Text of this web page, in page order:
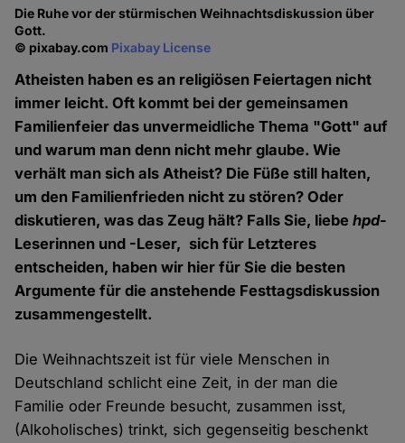
Die Ruhe vor der stürmischen Weihnachtsdiskussion über
Gott.
© pixabay.com Pixabay License
Atheisten haben es an religiösen Feiertagen nicht
immer leicht. Oft kommt bei der gemeinsamen
Familienfeier das unvermeidliche Thema "Gott" auf
und warum man denn nicht mehr glaube. Wie
verhält man sich als Atheist? Die Füße still halten,
um den Familienfrieden nicht zu stören? Oder
diskutieren, was das Zeug hält? Falls Sie, liebehpd-
Leserinnen und -Leser, sich für Letzteres
entscheiden, haben wir hier für Sie die besten
Argumente für die anstehende Festtagsdiskussion
zusammengestellt.
Die Weihnachtszeit ist für viele Menschen in
Deutschland schlicht eine Zeit, in der man die
Familie oder Freunde besucht, zusammen isst,
(Alkoholisches) trinkt, sich gegenseitig beschenkt